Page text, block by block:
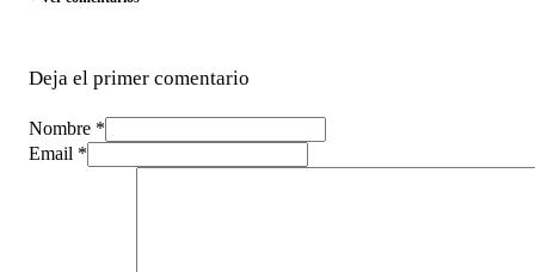
Deja el primer comentario
Nombre *
Email *